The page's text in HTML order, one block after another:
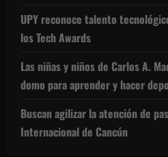
UPY reconoce talento
los Tech Awards
Las niñas y niños de Carlos A.
domo para aprender y hacer
Buscan agilizar la atención de
Internacional de Cancún